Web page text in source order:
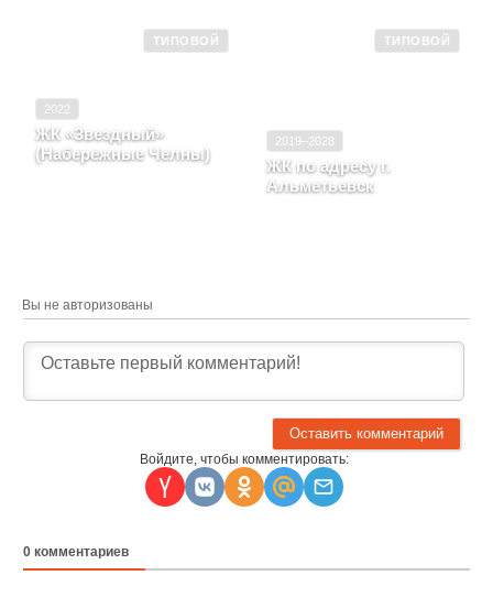
ТИПОВОЙ
2022
ЖК «Звездный»
(Набережные Челны)
ТИПОВОЙ
2019–2028
ЖК по адресу г.
Альметьевск
Вы не авторизованы
Войдите, чтобы комментировать:
0 комментариев